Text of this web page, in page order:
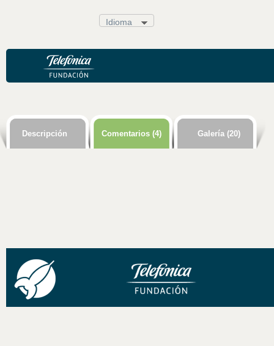
Idioma .
Descripción Comentarios (4) Galería (20)